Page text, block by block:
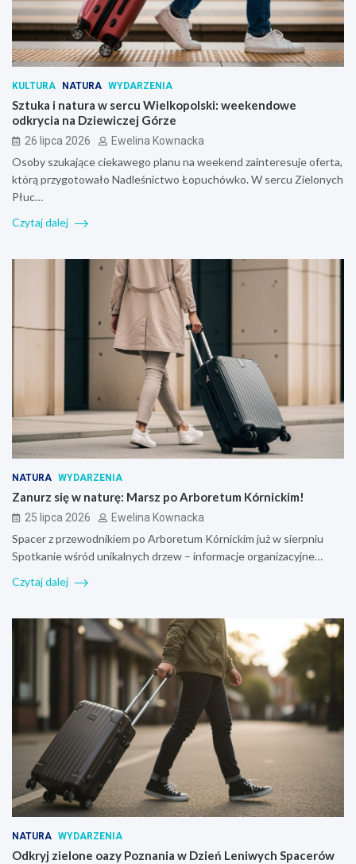
KULTURA NATURA WYDARZENIA
Sztuka i natura w sercu Wielkopolski: weekendowe
odkrycia na Dziewiczej Górze
26 lipca 2026 Ewelina Kownacka
Osoby szukające ciekawego planu na weekend zainteresuje oferta,
którą przygotowało Nadleśnictwo Łopuchówko. W sercu Zielonych
Płuc…
Czytaj dalej
NATURA WYDARZENIA
Zanurz się w naturę: Marsz po Arboretum Kórnickim!
25 lipca 2026 Ewelina Kownacka
Spacer z przewodnikiem po Arboretum Kórnickim już w sierpniu
Spotkanie wśród unikalnych drzew – informacje organizacyjne…
Czytaj dalej
NATURA WYDARZENIA
Odkryj zielone oazy Poznania w Dzień Leniwych Spacerów